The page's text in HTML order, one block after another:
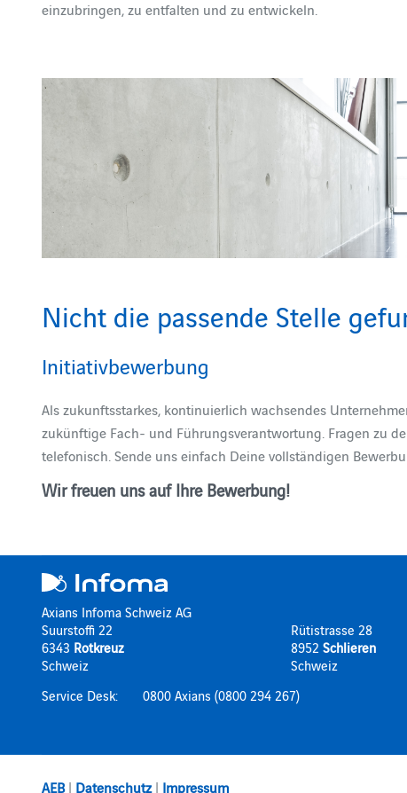
einzubringen, zu entfalten und zu entwickeln.
Nicht die passende Stelle
Initiativbewerbung
Als zukunftsstarkes, kontinuierlich wachsendes
zukünftige Fach- und Führungsverantwortung. Fragen zu
telefonisch. Sende uns einfach Deine vollständigen
Wir freuen uns auf Ihre Bewerbung!
Axians Infoma Schweiz AG
Suurstoffi 22
6343 Rotkreuz
Schweiz
Rütistrasse 28
8952 Schlieren
Schweiz
Service Desk:
0800 Axians (0800 294 267)
AEB | Datenschutz | Impressum